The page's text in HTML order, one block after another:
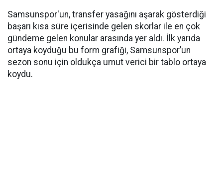
Samsunspor'un, transfer yasağını aşarak gösterdiği
başarı kısa süre içerisinde gelen skorlar ile en çok
gündeme gelen konular arasında yer aldı. İlk yarıda
ortaya koyduğu bu form grafiği, Samsunspor’un
sezon sonu için oldukça umut verici bir tablo ortaya
koydu.